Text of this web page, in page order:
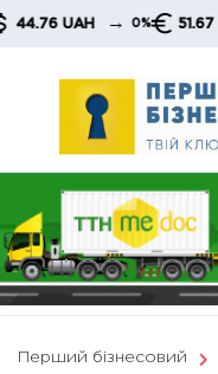
Skip
UAH → 0% 51.67 UAH
Перший бізнесовий